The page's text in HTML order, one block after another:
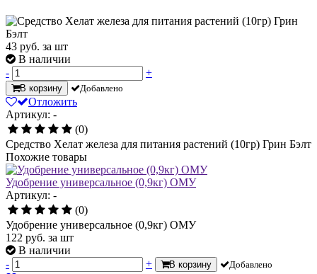
43 руб. за шт
В наличии
-
+
В корзину Добавлено
Отложить
Артикул: -
(0)
Средство Хелат железа для питания растений (10гр) Грин Бэлт
Похожие товары
Удобрение универсальное (0,9кг) ОМУ
Артикул: -
(0)
Удобрение универсальное (0,9кг) ОМУ
122 руб. за шт
В наличии
-
+ В корзину Добавлено